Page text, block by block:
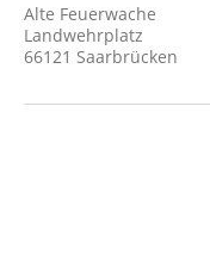
Alte Feuerwache
Landwehrplatz
66121 Saarbrücken